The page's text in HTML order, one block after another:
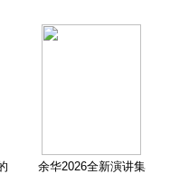
余华2026全新演讲集